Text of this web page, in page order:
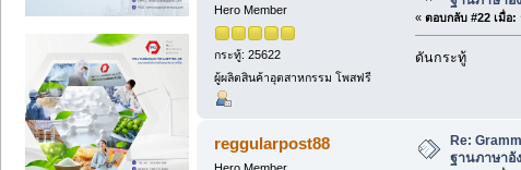
Hero Member
กระทู้: 25622
ผู้ผลิตสินค้าอุตสาหกรรม โพสฟรี
« ตอบกลับ #22 เมื่อ:
ดันกระทู้
reggularpost88
Re:
ฐานภาษาอั